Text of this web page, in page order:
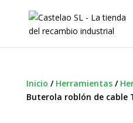
Inicio / Herramientas/
Buterola roblón de cable